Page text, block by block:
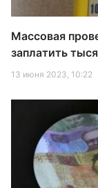
Массовая
заплатить
13 июня 2023, 10:22